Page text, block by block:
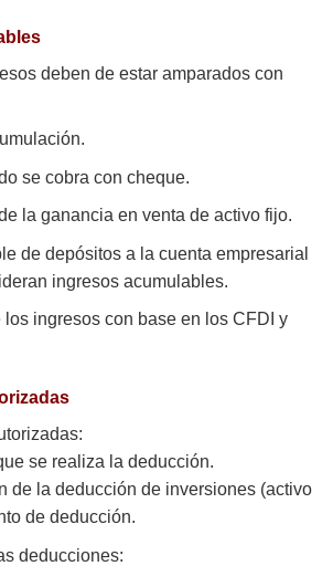
deben de estar amparados con
se cobra con cheque.
la ganancia en venta de activo fijo.
de depósitos a la cuenta empresarial
ingresos acumulables.
ingresos con base en los CFDI y
se realiza la deducción.
de la deducción de inversiones (activo
de deducción.
deducciones: